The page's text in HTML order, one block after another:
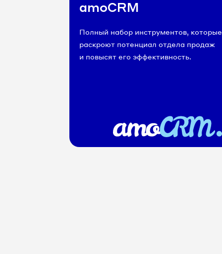
amoCRM
Полный набор инструментов, которые
раскроют потенциал отдела продаж
и повысят его эффективность.